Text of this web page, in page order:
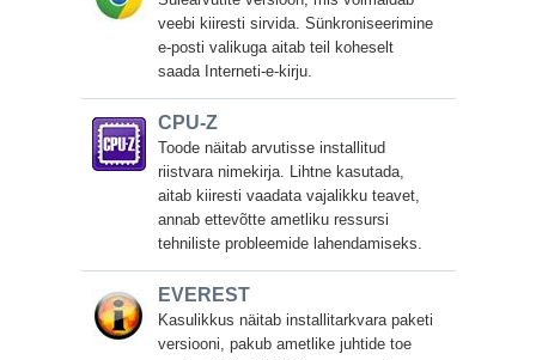
veebi kiiresti sirvida. Sünkroniseerimine
e-posti valikuga aitab teil koheselt
saada Interneti-e-kirju.
CPU-Z
Toode näitab arvutisse installitud
riistvara nimekirja. Lihtne kasutada,
aitab kiiresti vaadata vajalikku teavet,
annab ettevõtte ametliku ressursi
tehniliste probleemide lahendamiseks.
EVEREST
Kasulikkus näitab installitarkvara paketi
versiooni, pakub ametlike juhtide toe